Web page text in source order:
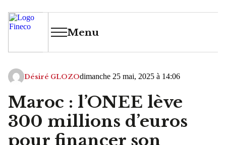
Menu
Désiré GLOZOdimanche 25 mai, 2025 à 14:06
Maroc : l’ONEE lève
300 millions d’euros
pour financer son